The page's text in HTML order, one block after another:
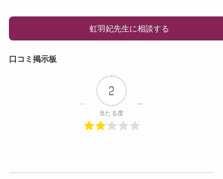
虹羽妃先生に相談する
口コミ掲示板
2
当たる度